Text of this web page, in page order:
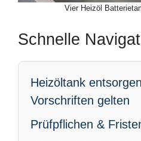
Vier Heizöl
Schnelle
Heizöltank
Vorschriften gelten
Prüfpflichen &